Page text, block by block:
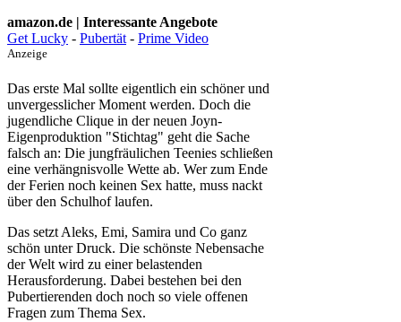
amazon.de | Interessante Angebote
Get Lucky - Pubertät - Prime Video
Anzeige
Das erste Mal sollte eigentlich ein schöner und
unvergesslicher Moment werden. Doch die
jugendliche Clique in der neuen Joyn-
Eigenproduktion "Stichtag" geht die Sache
falsch an: Die jungfräulichen Teenies schließen
eine verhängnisvolle Wette ab. Wer zum Ende
der Ferien noch keinen Sex hatte, muss nackt
über den Schulhof laufen.
Das setzt Aleks, Emi, Samira und Co ganz
schön unter Druck. Die schönste Nebensache
der Welt wird zu einer belastenden
Herausforderung. Dabei bestehen bei den
Pubertierenden doch noch so viele offenen
Fragen zum Thema Sex.